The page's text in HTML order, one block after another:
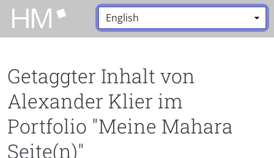
Zum Hauptinhalt zurückspringen
Sprache:
Getaggter Inhalt von
Alexander Klier im
Portfolio "Meine Mahara
Seite(n)"